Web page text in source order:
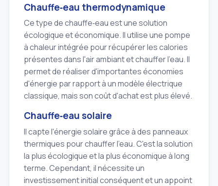
Chauffe‑eau thermodynamique
Ce type de chauffe‑eau est une solution
écologique et économique. Il utilise une pompe
à chaleur intégrée pour récupérer les calories
présentes dans l'air ambiant et chauffer l'eau. Il
permet de réaliser d'importantes économies
d'énergie par rapport à un modèle électrique
classique, mais son coût d'achat est plus élevé.
Chauffe‑eau solaire
Il capte l'énergie solaire grâce à des panneaux
thermiques pour chauffer l'eau. C'est la solution
la plus écologique et la plus économique à long
terme. Cependant, il nécessite un
investissement initial conséquent et un appoint